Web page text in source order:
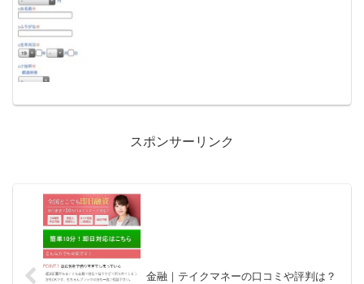
スポンサーリンク
金融｜テイクマネーの口コミや評判は？